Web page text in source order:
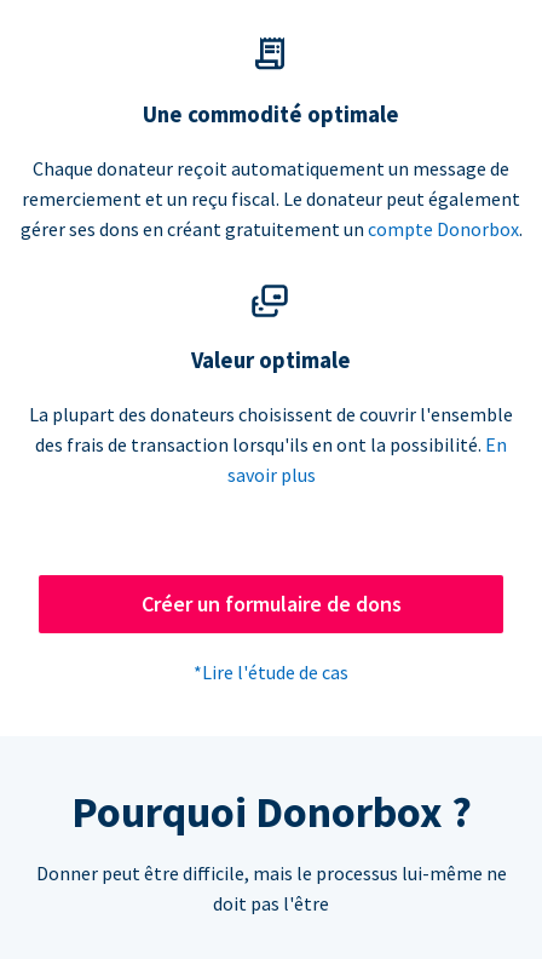
Une commodité optimale
Chaque donateur reçoit automatiquement un message de
remerciement et un reçu fiscal. Le donateur peut également
gérer ses dons en créant gratuitement un compte Donorbox.
Valeur optimale
La plupart des donateurs choisissent de couvrir l'ensemble
des frais de transaction lorsqu'ils en ont la possibilité. En
savoir plus
Créer un formulaire de dons
*Lire l'étude de cas
Pourquoi Donorbox ?
Donner peut être difficile, mais le processus lui-même ne
doit pas l'être